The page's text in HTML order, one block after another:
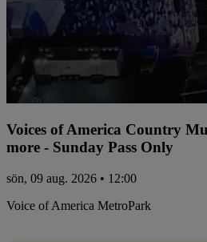
Voices of America Country
more - Sunday Pass Only
sön, 09 aug. 2026 • 12:00
Voice of America MetroPark